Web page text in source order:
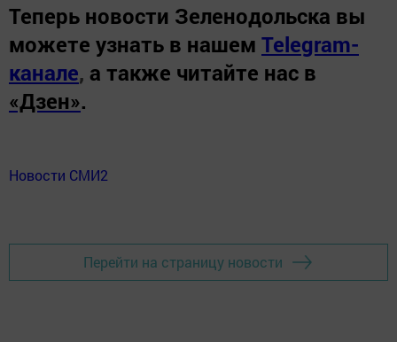
Теперь новости Зеленодольска вы
можете узнать в нашем Telegram-
канале, а также читайте нас в
«Дзен».
Новости СМИ2
Перейти на страницу новости